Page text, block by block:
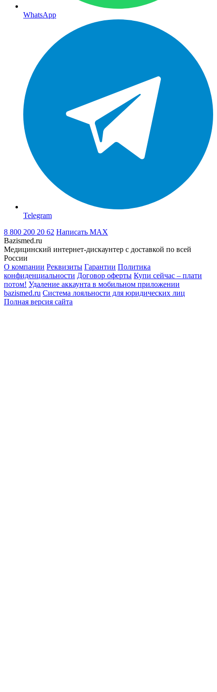
WhatsApp
Telegram
8 800 200 20 62 Написать MAX
Bazismed.ru
Медицинский интернет-дискаунтер с доставкой по всей
России
О компании Реквизиты Гарантии Политика
конфиденциальности Договор оферты Купи сейчас – плати
потом! Удаление аккаунта в мобильном приложении
bazismed.ru Система лояльности для юридических лиц
Полная версия сайта